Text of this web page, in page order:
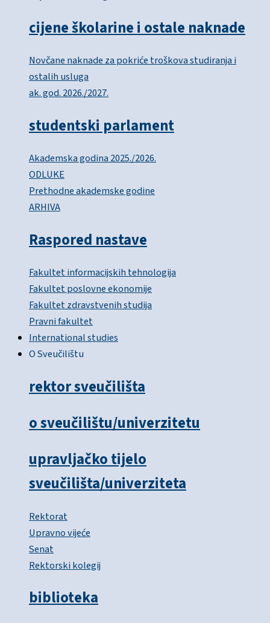
cijene školarine i ostale naknade
Novčane naknade za pokriće troškova studiranja i
ostalih usluga
ak. god. 2026./2027.
studentski parlament
Akademska godina 2025./2026.
ODLUKE
Prethodne akademske godine
ARHIVA
Raspored nastave
Fakultet informacijskih tehnologija
Fakultet poslovne ekonomije
Fakultet zdravstvenih studija
Pravni fakultet
International studies
O Sveučilištu
rektor sveučilišta
o sveučilištu/univerzitetu
upravljačko tijelo
sveučilišta/univerziteta
Rektorat
Upravno vijeće
Senat
Rektorski kolegij
biblioteka